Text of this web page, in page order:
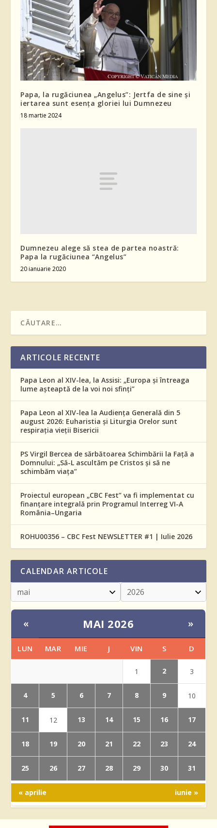
Papa, la rugăciunea „Angelus”: Jertfa de sine și
iertarea sunt esența gloriei lui Dumnezeu
18 martie 2024
Dumnezeu alege să stea de partea noastră:
Papa la rugăciunea “Angelus”
20 ianuarie 2020
ARTICOLE RECENTE
Papa Leon al XIV-lea, la Assisi: „Europa și întreaga
lume așteaptă de la voi noi sfinți”
Papa Leon al XIV-lea la Audiența Generală din 5
august 2026: Euharistia și Liturgia Orelor sunt
respirația vieții Bisericii
PS Virgil Bercea de sărbătoarea Schimbării la Față a
Domnului: „Să-L ascultăm pe Cristos și să ne
schimbăm viața”
Proiectul european „CBC Fest” va fi implementat cu
finanțare integrală prin Programul Interreg VI-A
România–Ungaria
ROHU00356 – CBC Fest NEWSLETTER #1 | Iulie 2026
CALENDAR ARTICOLE
« MAI 2026 »
LUN MAR MIE J VIN S D
1 2 3
4 5 6 7 8 9 10
11 12 13 14 15 16 17
18 19 20 21 22 23 24
25 26 27 28 29 30 31
« aprilie iunie »